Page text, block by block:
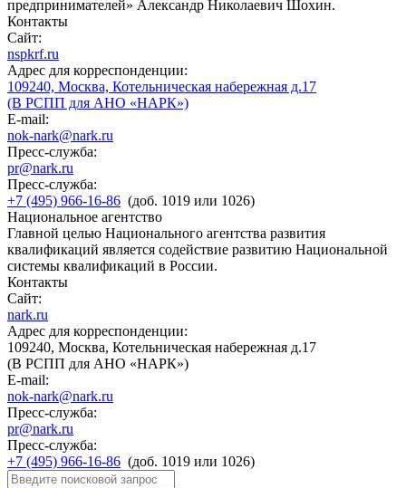
предпринимателей» Александр Николаевич Шохин.
Контакты
Сайт:
nspkrf.ru
Адрес для корреспонденции:
109240, Москва, Котельническая набережная д.17
(В РСПП для АНО «НАРК»)
E-mail:
nok-nark@nark.ru
Пресс-служба:
pr@nark.ru
Пресс-служба:
+7 (495) 966-16-86 (доб. 1019 или 1026)
Национальное агентство
Главной целью Национального агентства развития
квалификаций является содействие развитию Национальной
системы квалификаций в России.
Контакты
Сайт:
nark.ru
Адрес для корреспонденции:
109240, Москва, Котельническая набережная д.17
(В РСПП для АНО «НАРК»)
E-mail:
nok-nark@nark.ru
Пресс-служба:
pr@nark.ru
Пресс-служба:
+7 (495) 966-16-86 (доб. 1019 или 1026)